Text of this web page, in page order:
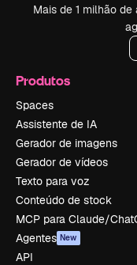
Mais de 1 milhão
Produtos
Spaces
Assistente de IA
Gerador de imagens
Gerador de vídeos
Texto para voz
Conteúdo de stock
MCP para Claude/
Agentes New
API